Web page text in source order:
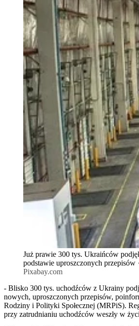
Już prawie 300 tys. Ukraińców
podstawie uproszczonych przepisów
Pixabay.com
- Blisko 300 tys. uchodźców z Ukrainy
nowych, uproszczonych przepisów,
Rodziny i Polityki Społecznej (MRPiS).
przy zatrudnianiu uchodźców weszły w